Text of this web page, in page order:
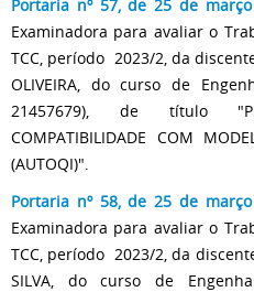
Portaria nº 57, de 25 de
Examinadora para avaliar o
TCC, período 2023/2, da discente
OLIVEIRA, do curso de
21457679), de título
COMPATIBILIDADE COM
(AUTOQI)".
Portaria nº 58, de 25 de
Examinadora para avaliar o
TCC, período 2023/2, da discente
SILVA, do curso de